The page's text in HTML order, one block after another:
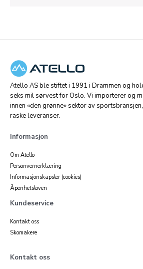
Atello AS ble stiftet i 1991 i Drammen og
seks mil sørvest for Oslo. Vi importerer og
innen «den grønne» sektor av
raske leveranser.
Informasjon
Om Atello
Personvernerklæring
Informasjonskapsler (cookies)
Åpenhetsloven
Kundeservice
Kontakt oss
Skomakere
Kontakt oss